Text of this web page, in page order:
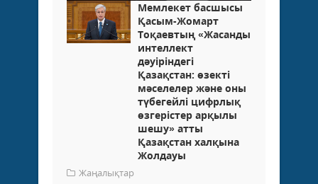
Мемлекет басшысы
Қасым-Жомарт
Тоқаевтың «Жасанды
интеллект
дәуіріндегі
Қазақстан: өзекті
мәселелер және оны
түбегейлі цифрлық
өзгерістер арқылы
шешу» атты
Қазақстан халқына
Жолдауы
Жаңалықтар